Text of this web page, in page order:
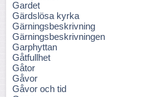
Gardet
Gärdslösa kyrka
Gärningsbeskrivning
Gärningsbeskrivningen
Garphyttan
Gåtfullhet
Gåtor
Gåvor
Gåvor och tid